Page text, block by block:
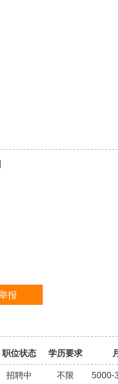
职位状态 学历要求
招聘中 不限 5000-